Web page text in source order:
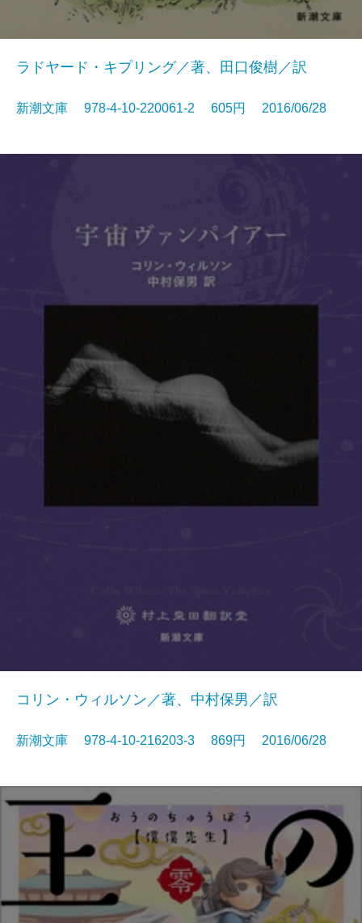
ラドヤード・キプリング／著、田口俊樹／訳
新潮文庫 978-4-10-220061-2 605円 2016/06/28
コリン・ウィルソン／著、中村保男／訳
新潮文庫 978-4-10-216203-3 869円 2016/06/28